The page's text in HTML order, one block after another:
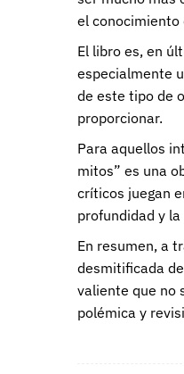
el conocimiento
El libro es, en
especialmente
de este tipo de
proporcionar.
Para aquellos
mitos” es una
críticos juegan
profundidad y
En resumen, a
desmitificada
valiente que no
polémica y